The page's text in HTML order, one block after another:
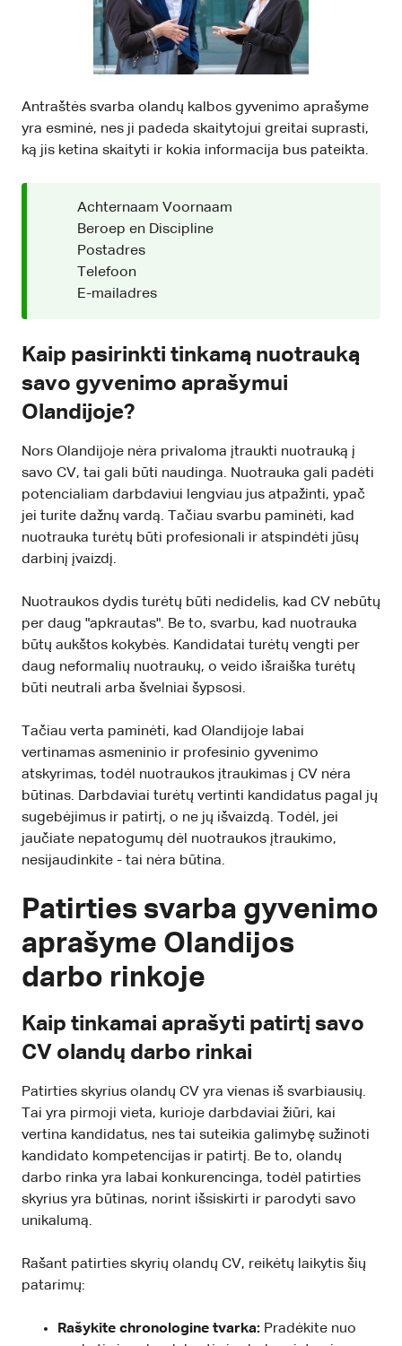
Antraštės svarba olandų kalbos gyvenimo aprašyme
yra esminė, nes ji padeda skaitytojui greitai suprasti,
ką jis ketina skaityti ir kokia informacija bus pateikta.
Achternaam Voornaam
Beroep en Discipline
Postadres
Telefoon
E-mailadres
Kaip pasirinkti tinkamą nuotrauką
savo gyvenimo aprašymui
Olandijoje?
Nors Olandijoje nėra privaloma įtraukti nuotrauką į
savo CV, tai gali būti naudinga. Nuotrauka gali padėti
potencialiam darbdaviui lengviau jus atpažinti, ypač
jei turite dažnų vardą. Tačiau svarbu paminėti, kad
nuotrauka turėtų būti profesionali ir atspindėti jūsų
darbinį įvaizdį.
Nuotraukos dydis turėtų būti nedidelis, kad CV nebūtų
per daug "apkrautas". Be to, svarbu, kad nuotrauka
būtų aukštos kokybės. Kandidatai turėtų vengti per
daug neformalių nuotraukų, o veido išraiška turėtų
būti neutrali arba švelniai šypsosi.
Tačiau verta paminėti, kad Olandijoje labai
vertinamas asmeninio ir profesinio gyvenimo
atskyrimas, todėl nuotraukos įtraukimas į CV nėra
būtinas. Darbdaviai turėtų vertinti kandidatus pagal jų
sugebėjimus ir patirtį, o ne jų išvaizdą. Todėl, jei
jaučiate nepatogumų dėl nuotraukos įtraukimo,
nesijaudinkite - tai nėra būtina.
Patirties svarba gyvenimo
aprašyme Olandijos
darbo rinkoje
Kaip tinkamai aprašyti patirtį savo
CV olandų darbo rinkai
Patirties skyrius olandų CV yra vienas iš svarbiausių.
Tai yra pirmoji vieta, kurioje darbdaviai žiūri, kai
vertina kandidatus, nes tai suteikia galimybę sužinoti
kandidato kompetencijas ir patirtį. Be to, olandų
darbo rinka yra labai konkurencinga, todėl patirties
skyrius yra būtinas, norint išsiskirti ir parodyti savo
unikalumą.
Rašant patirties skyrių olandų CV, reikėtų laikytis šių
patarimų:
Rašykite chronologine tvarka: Pradėkite nuo